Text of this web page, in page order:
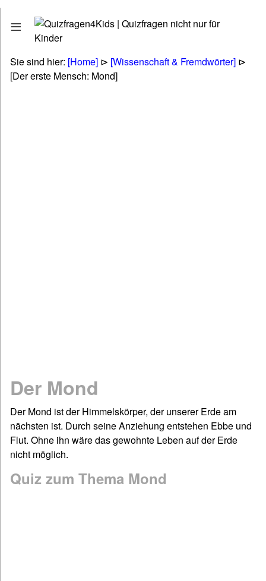
Quizfragen
Stadt - Land - Fluss
Tiere - Pflanzen - Natur
Deutsch: Grammatik & Co
Figuren- & Bilderrätsel
Informationen
Impressum / Kontakt
Sitemap
Sie sind hier: [Home] ⊳ [Wissenschaft & Fremdwörter] ⊳
[Der erste Mensch: Mond]
Der Mond
Der Mond ist der Himmelskörper, der unserer Erde am
nächsten ist. Durch seine Anziehung entstehen Ebbe und
Flut. Ohne ihn wäre das gewohnte Leben auf der Erde
nicht möglich.
Quiz zum Thema Mond